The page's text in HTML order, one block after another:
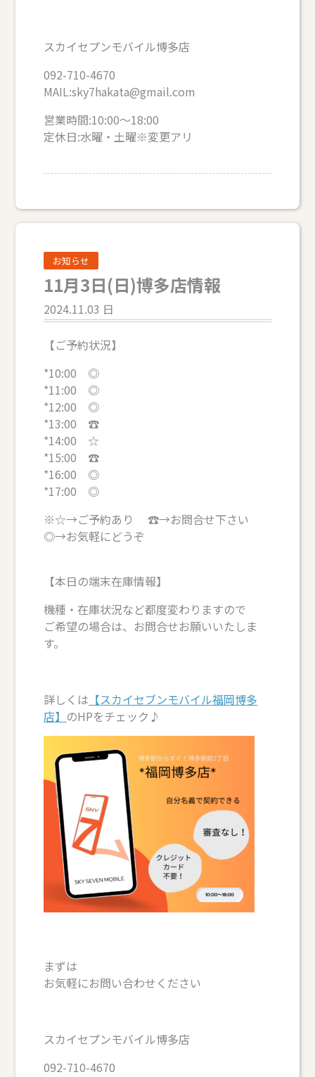
スカイセプンモバイル博多店
092-710-4670
MAIL:sky7hakata@gmail.com
営業時間:10:00～18:00
定休日:水曜・土曜※変更アリ
お知らせ
11月3日(日)博多店情報
2024.11.03 日
【ご予約状況】
*10:00 ◎
*11:00 ◎
*12:00 ◎
*13:00 ☎
*14:00 ☆
*15:00 ☎
*16:00 ◎
*17:00 ◎
※☆→ご予約あり ☎→お問合せ下さい
◎→お気軽にどうぞ
【本日の端末在庫情報】
機種・在庫状況など都度変わりますので
ご希望の場合は、お問合せお願いいたしま
す。
詳しくは 【スカイセブンモバイル福岡博多
店】 のHPをチェック♪
まずは
お気軽にお問い合わせください
スカイセプンモバイル博多店
092-710-4670